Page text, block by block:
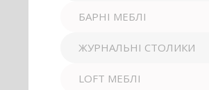
БАРНІ МЕБЛІ
ЖУРНАЛЬНІ СТОЛИКИ
LOFT МЕБЛІ